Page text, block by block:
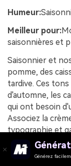
Humeur:
Meilleur pour:
saisonnières et
Saisonnier et
pomme, des
tardive. Ces
d'automne, les
qui ont besoin
Associez la
typographie et
valeur les
Utilisez le
Générez